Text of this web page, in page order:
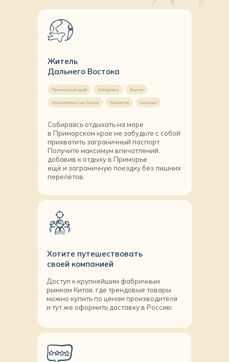
Житель
Дальнего Востока
Собираясь отдыхать на море
в Приморском крае не забудьте с собой
прихватить заграничный паспорт.
Получите максимум впечатлений,
добавив к отдыху в Приморье
ещё и заграничную поездку без лишних
перелётов.
Хотите путешествовать
своей компанией
Доступ к крупнейшим фабричным
рынкам Китая, где трендовые товары
можно купить по ценам производителя
и тут же оформить доставку в Россию.